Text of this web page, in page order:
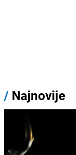
/ Najnovije